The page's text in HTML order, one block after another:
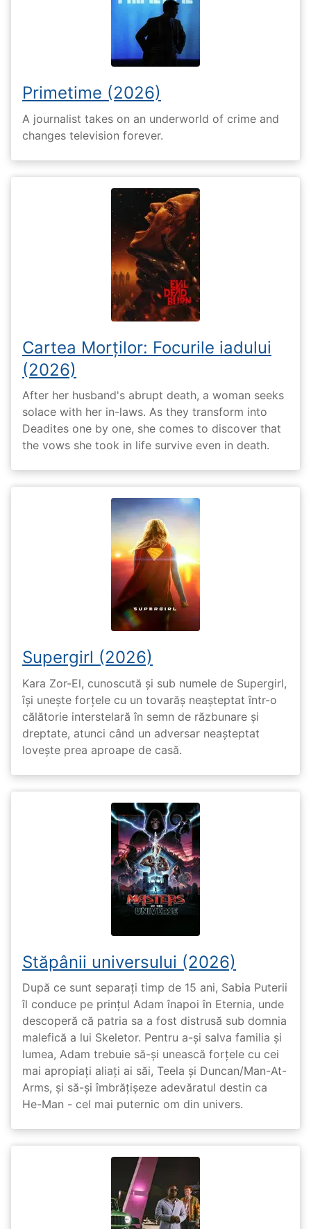
Primetime (2026)
A journalist takes on an underworld of crime and
changes television forever.
Cartea Morților: Focurile iadului
(2026)
After her husband's abrupt death, a woman seeks
solace with her in-laws. As they transform into
Deadites one by one, she comes to discover that
the vows she took in life survive even in death.
Supergirl (2026)
Kara Zor-El, cunoscută și sub numele de Supergirl,
își unește forțele cu un tovarăș neașteptat într-o
călătorie interstelară în semn de răzbunare și
dreptate, atunci când un adversar neașteptat
lovește prea aproape de casă.
Stăpânii universului (2026)
După ce sunt separați timp de 15 ani, Sabia Puterii
îl conduce pe prințul Adam înapoi în Eternia, unde
descoperă că patria sa a fost distrusă sub domnia
malefică a lui Skeletor. Pentru a-și salva familia și
lumea, Adam trebuie să-și unească forțele cu cei
mai apropiați aliați ai săi, Teela și Duncan/Man-At-
Arms, și să-și îmbrățișeze adevăratul destin ca
He-Man - cel mai puternic om din univers.